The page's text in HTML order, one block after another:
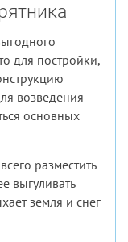
для постройки,
возведения
основных
разместить
выгуливать
земля и снег